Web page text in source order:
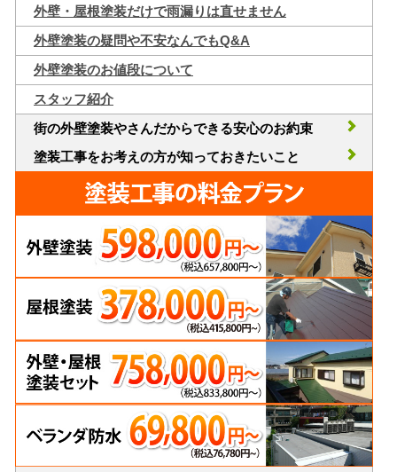
外壁・屋根塗装だけで雨漏りは直せません
外壁塗装の疑問や不安なんでもQ&A
外壁塗装のお値段について
スタッフ紹介
街の外壁塗装やさんだからできる安心のお約束
塗装工事をお考えの方が知っておきたいこと